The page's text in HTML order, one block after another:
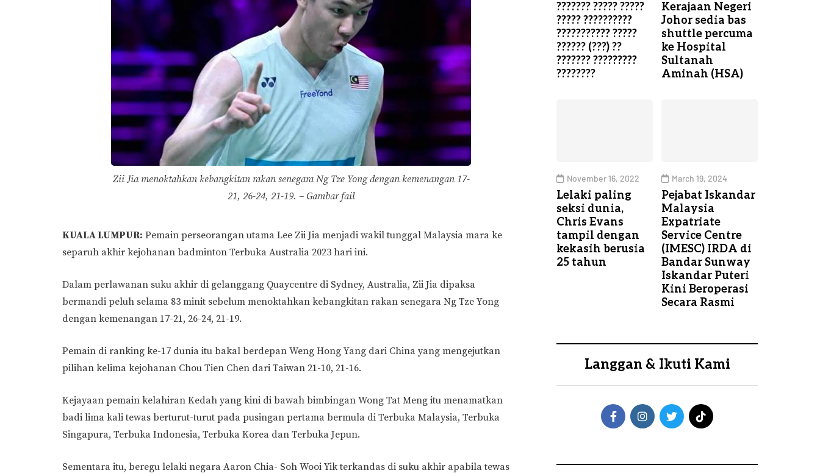
Zii Jia menoktahkan kebangkitan rakan senegara Ng Tze Yong dengan kemenangan 17-
21, 26-24, 21-19. – Gambar fail
KUALA LUMPUR: Pemain perseorangan utama Lee Zii Jia menjadi wakil tunggal Malaysia mara ke
separuh akhir kejohanan badminton Terbuka Australia 2023 hari ini.
Dalam perlawanan suku akhir di gelanggang Quaycentre di Sydney, Australia, Zii Jia dipaksa
bermandi peluh selama 83 minit sebelum menoktahkan kebangkitan rakan senegara Ng Tze Yong
dengan kemenangan 17-21, 26-24, 21-19.
Pemain di ranking ke-17 dunia itu bakal berdepan Weng Hong Yang dari China yang mengejutkan
pilihan kelima kejohanan Chou Tien Chen dari Taiwan 21-10, 21-16.
Kejayaan pemain kelahiran Kedah yang kini di bawah bimbingan Wong Tat Meng itu menamatkan
badi lima kali tewas berturut-turut pada pusingan pertama bermula di Terbuka Malaysia, Terbuka
Singapura, Terbuka Indonesia, Terbuka Korea dan Terbuka Jepun.
Sementara itu, beregu lelaki negara Aaron Chia- Soh Wooi Yik terkandas di suku akhir apabila tewas
??????? ????? ?????
????? ??????????
??????????? ?????
?????? (???) ??
??????? ?????????
????????
Kerajaan Negeri
Johor sedia bas
shuttle percuma
ke Hospital
Sultanah
Aminah (HSA)
November 16, 2022
Lelaki paling
seksi dunia,
Chris Evans
tampil dengan
kekasih berusia
25 tahun
March 19, 2024
Pejabat Iskandar
Malaysia
Expatriate
Service Centre
(IMESC) IRDA di
Bandar Sunway
Iskandar Puteri
Kini Beroperasi
Secara Rasmi
Langgan & Ikuti Kami